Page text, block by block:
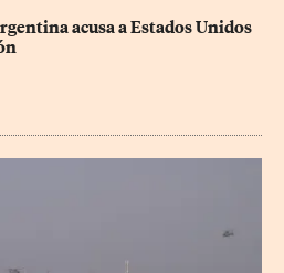
acusa a Estados Unidos